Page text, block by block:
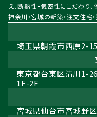
え、断熱性・気密性にこだわり
神奈川・宮城の新築・注文住宅
埼玉県朝霞市西原2-
東京都台東区清川1-
1F-2F
宮城県仙台市宮城野